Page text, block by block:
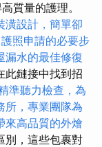
質量的護理。
潢設計，簡單卻
護照申請的必要步
漏水的最佳修復
此鏈接中找到招
準聽力檢查，為
所，專業團隊為
來高品質的外燴
別，這些包裹對